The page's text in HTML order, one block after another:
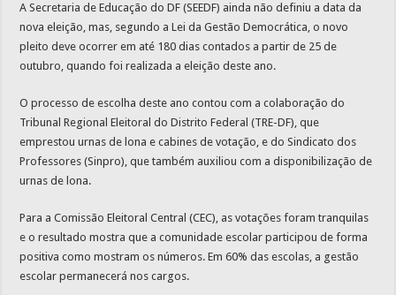
A Secretaria de Educação do DF (SEEDF) ainda não definiu a data da
nova eleição, mas, segundo a Lei da Gestão Democrática, o novo
pleito deve ocorrer em até 180 dias contados a partir de 25 de
outubro, quando foi realizada a eleição deste ano.
O processo de escolha deste ano contou com a colaboração do
Tribunal Regional Eleitoral do Distrito Federal (TRE-DF), que
emprestou urnas de lona e cabines de votação, e do Sindicato dos
Professores (Sinpro), que também auxiliou com a disponibilização de
urnas de lona.
Para a Comissão Eleitoral Central (CEC), as votações foram tranquilas
e o resultado mostra que a comunidade escolar participou de forma
positiva como mostram os números. Em 60% das escolas, a gestão
escolar permanecerá nos cargos.